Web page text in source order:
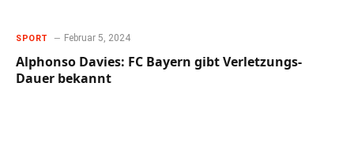
SPORT Februar 5, 2024
Alphonso Davies: FC Bayern gibt Verletzungs-
Dauer bekannt